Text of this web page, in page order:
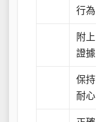
行為
附上
證據
保持
耐心